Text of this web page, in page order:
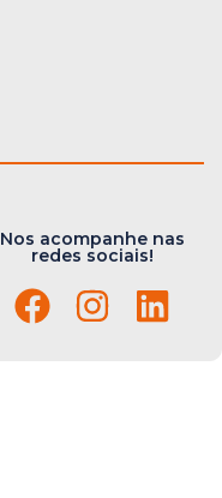
Nos acompanhe nas
redes sociais!